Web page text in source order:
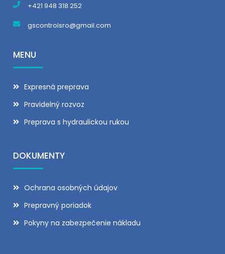
+421 948 318 252
gscontrolsro@gmail.com
MENU
Expresná preprava
Pravidelný rozvoz
Preprava s hydraulickou rukou
DOKUMENTY
Ochrana osobných údajov
Prepravný poriadok
Pokyny na zabezpečenie nákladu